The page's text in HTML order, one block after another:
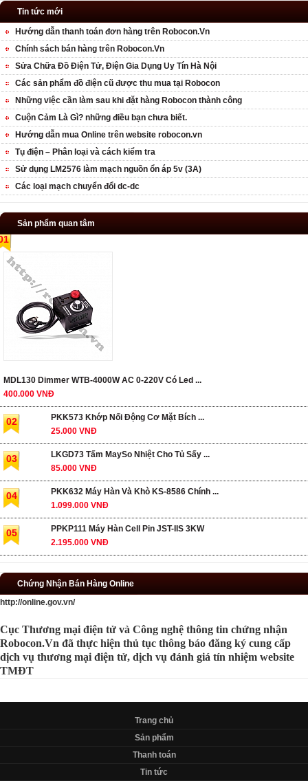
Tin tức mới
Hướng dẫn thanh toán đơn hàng trên Robocon.Vn
Chính sách bán hàng trên Robocon.Vn
Sửa Chữa Đồ Điện Tử, Điện Gia Dụng Uy Tín Hà Nội
Các sản phẩm đồ điện cũ được thu mua tại Robocon
Những việc cần làm sau khi đặt hàng Robocon thành công
Cuộn Cảm Là Gì? những điều bạn chưa biết.
Hướng dẫn mua Online trên website robocon.vn
Tụ điện – Phân loại và cách kiểm tra
Sử dụng LM2576 làm mạch nguồn ổn áp 5v (3A)
Các loại mạch chuyển đổi dc-dc
Sản phẩm quan tâm
MDL130 Dimmer WTB-4000W AC 0-220V Có Led ...
400.000 VNĐ
02
PKK573 Khớp Nối Động Cơ Mặt Bích ...
25.000 VNĐ
03
LKGD73 Tấm MaySo Nhiệt Cho Tủ Sấy ...
85.000 VNĐ
04
PKK632 Máy Hàn Và Khò KS-8586 Chính ...
1.099.000 VNĐ
05
PPKP111 Máy Hàn Cell Pin JST-IIS 3KW
2.195.000 VNĐ
Chứng Nhận Bán Hàng Online
http://online.gov.vn/
Cục Thương mại điện tử và Công nghệ thông tin chứng nhận
Robocon.Vn đã thực hiện thủ tục thông báo đăng ký cung cấp
dịch vụ thương mại điện tử, dịch vụ đánh giá tín nhiệm website
TMĐT
Trang chủ
Sản phẩm
Thanh toán
Tin tức